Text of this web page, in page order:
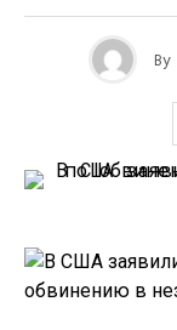
By